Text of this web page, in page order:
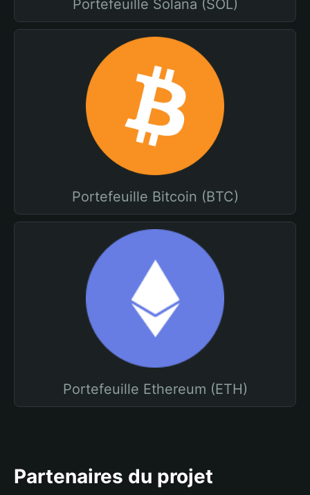
Portefeuille Solana (SOL)
Portefeuille Bitcoin (BTC)
Portefeuille Ethereum (ETH)
Partenaires du projet